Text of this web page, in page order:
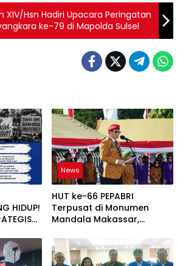
XIV/Hsn Hadiri Upacara Peringatan
ke-79 di Mapolda Sulsel
HIDUP!
News
HUT ke-66 PEPABRI
Terpusat di Monumen
Mandala Makassar,
Semua Pihak Introspeksi
Diri